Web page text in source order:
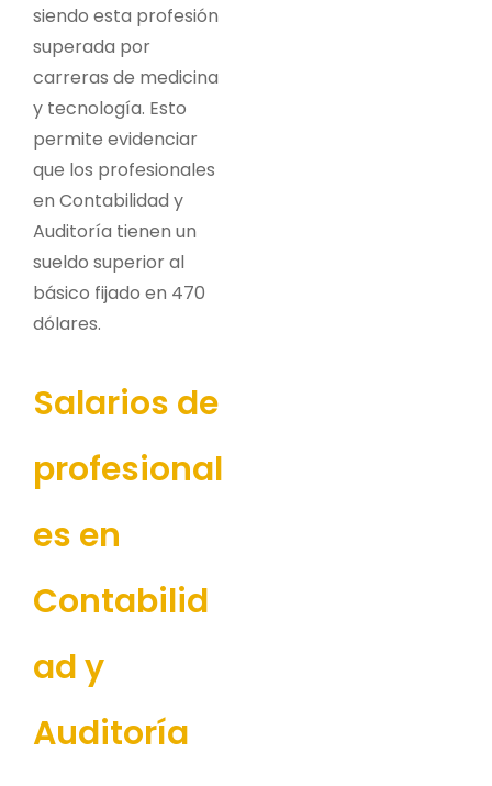
siendo esta profesión
superada por
carreras de medicina
y tecnología. Esto
permite evidenciar
que los profesionales
en Contabilidad y
Auditoría tienen un
sueldo superior al
básico fijado en 470
dólares.
Salarios de
profesional
es en
Contabilid
ad y
Auditoría